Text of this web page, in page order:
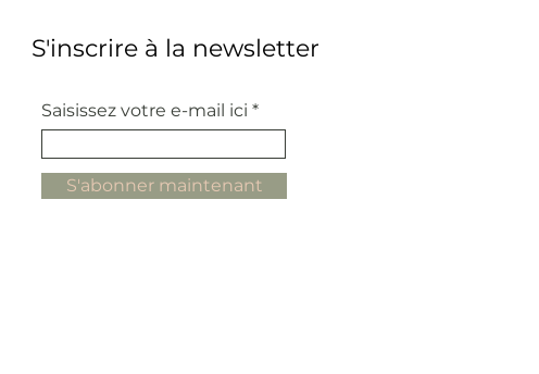
S'inscrire à la newsletter
Saisissez votre e-mail ici
S'abonner maintenant